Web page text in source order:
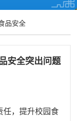
品安全
安全突出问题
任，提升校园食